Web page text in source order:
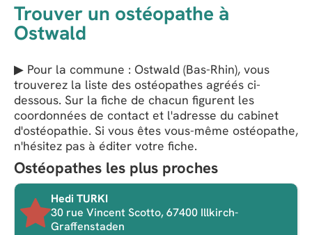
Trouver un ostéopathe à
Ostwald
▶ Pour la commune : Ostwald (Bas-Rhin), vous
trouverez la liste des ostéopathes agréés ci-
dessous. Sur la fiche de chacun figurent les
coordonnées de contact et l'adresse du cabinet
d'ostéopathie. Si vous êtes vous-même ostéopathe,
n'hésitez pas à éditer votre fiche.
Ostéopathes les plus proches
Hedi TURKI
30 rue Vincent Scotto, 67400 Illkirch-
Graffenstaden